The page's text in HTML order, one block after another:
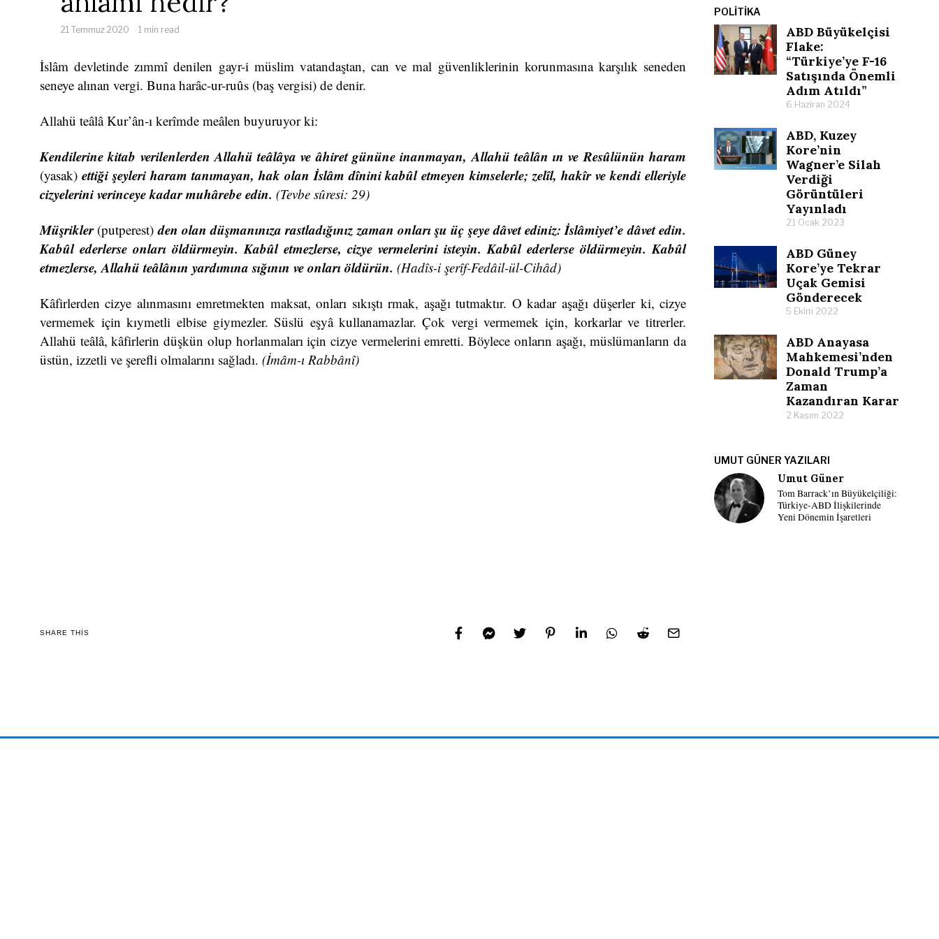
21 Temmuz 2020 1 min read
İslâm devletinde zımmî denilen gayr-i müslim vatandaştan, can ve mal güvenliklerinin korunmasına karşılık seneden
seneye alınan vergi. Buna harâc-ur-ruûs (baş vergisi) de denir.
Allahü teâlâ Kur’ân-ı kerîmde meâlen buyuruyor ki:
Kendilerine kitab verilenlerden Allahü teâlâya ve âhiret gününe inanmayan, Allahü teâlân ın ve Resûlünün haram
(yasak) ettiği şeyleri haram tanımayan, hak olan İslâm dînini kabûl etmeyen kimselerle; zelîl, hakîr ve kendi elleriyle
cizyelerini verinceye kadar muhârebe edin. (Tevbe sûresi: 29)
Müşrikler (putperest) den olan düşmanınıza rastladığınız zaman onları şu üç şeye dâvetediniz: İslâmiyet’e dâvet edin.
Kabûl ederlerse onları öldürmeyin. Kabûl etmezlerse, cizye vermelerini isteyin. Kabûl ederlerse öldürmeyin. Kabûl
etmezlerse, Allahü teâlânın yardımına sığının ve onları öldürün. (Hadîs-i şerîf-Fedâil-ül-Cihâd)
Kâfirlerden cizye alınmasını emretmekten maksat, onları sıkıştı rmak, aşağı tutmaktır. O kadar aşağı düşerler ki, cizye
vermemek için kıymetli elbise giymezler. Süslü eşyâ kullanamazlar. Çok vergi vermemek için, korkarlar ve titrerler.
Allahü teâlâ, kâfirlerin düşkün olup horlanmaları için cizye vermelerini emretti. Böylece onların aşağı, müslümanların da
üstün, izzetli ve şerefli olmalarını sağladı. (İmâm-ı Rabbânî)
SHARE THIS
POLITIKA
ABD Büyükelçisi
Flake:
“Türkiye’ye F-16
Satışında Önemli
Adım Atıldı”
6 Haziran 2024
ABD, Kuzey
Kore’nin
Wagner’e Silah
Verdiği
Görüntüleri
Yayınladı
21 Ocak 2023
ABD Güney
Kore’ye Tekrar
Uçak Gemisi
Gönderecek
5 Ekim 2022
ABD Anayasa
Mahkemesi’nden
Donald Trump’a
Zaman
Kazandıran Karar
2 Kasım 2022
UMUT GÜNER YAZILARI
Umut Güner
Tom Barrack’ın Büyükelçiliği:
Türkiye-ABD İlişkilerinde
Yeni Dönemin İşaretleri